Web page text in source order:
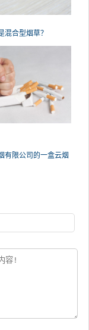
混合型烟草？
有限公司的一盒云烟